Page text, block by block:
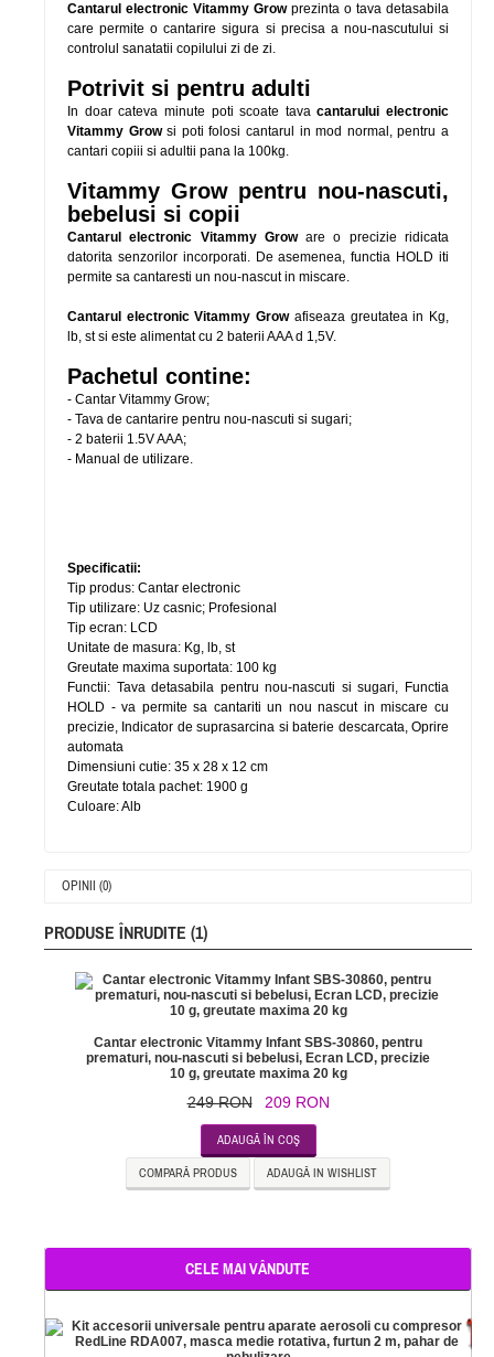
Cantarul electronic Vitammy Growprezinta o tava detasabila
care permite o cantarire sigura si precisa a nou-nascutului si
controlul sanatatii copilului zi de zi.
Potrivit si pentru adulti
In doar cateva minute poti scoate tavacantarului electronic
Vitammy Growsi poti folosi cantarul in mod normal, pentru a
cantari copiii si adultii pana la 100kg.
Vitammy Grow pentru nou-nascuti,
bebelusi si copii
Cantarul electronic Vitammy Groware o precizie ridicata
datorita senzorilor incorporati. De asemenea, functia HOLD iti
permite sa cantaresti un nou-nascut in miscare.
Cantarul electronic Vitammy Growafiseaza greutatea in Kg,
lb, st si este alimentat cu 2 baterii AAA d 1,5V.
Pachetul contine:
- Cantar Vitammy Grow;
- Tava de cantarire pentru nou-nascuti si sugari;
- 2 baterii 1.5V AAA;
- Manual de utilizare.
Specificatii:
Tip produs: Cantar electronic
Tip utilizare: Uz casnic; Profesional
Tip ecran: LCD
Unitate de masura: Kg, lb, st
Greutate maxima suportata: 100 kg
Functii: Tava detasabila pentru nou-nascuti si sugari, Functia
HOLD - va permite sa cantariti un nou nascut in miscare cu
precizie, Indicator de suprasarcina si baterie descarcata, Oprire
automata
Dimensiuni cutie: 35 x 28 x 12 cm
Greutate totala pachet: 1900 g
Culoare: Alb
OPINII (0)
PRODUSE ÎNRUDITE (1)
Cantar electronic Vitammy Infant SBS-30860, pentru
prematuri, nou-nascuti si bebelusi, Ecran LCD, precizie
10 g, greutate maxima 20 kg
249 RON 209 RON
ADAUGĂ ÎN COŞ
COMPARĂ PRODUS ADAUGĂ IN WISHLIST
CELE MAI VÂNDUTE